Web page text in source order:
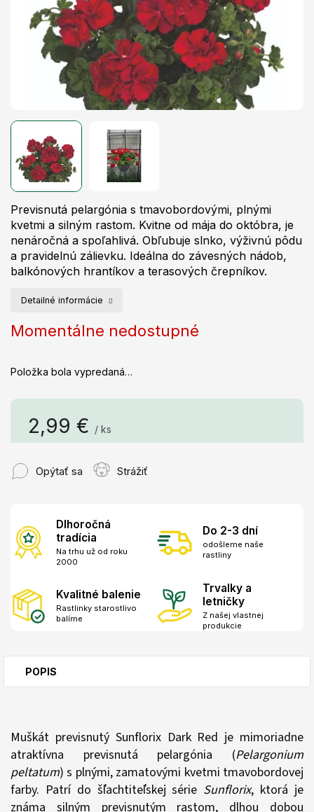
2,99 € / ks
Momentálne nedostupné
Položka bola vypredaná…
Previsnutá pelargónia s tmavobordovými, plnými
kvetmi a silným rastom. Kvitne od mája do októbra, je
nenáročná a spoľahlivá. Obľubuje slnko, výživnú pôdu
a pravidelnú zálievku. Ideálna do závesných nádob,
balkónových hrantíkov a terasových črepníkov.
Detailné informácie
Opýtať sa Strážiť
Dlhoročná
tradícia
Na trhu už od roku
2000
Do 2-3 dní
odošleme naše
rastliny
Kvalitné balenie
Rastlinky starostlivo
balíme
Trvalky a
letničky
Z našej vlastnej
produkcie
POPIS
Muškát previsnutý Sunflorix Dark Red je mimoriadne
atraktívna previsnutá pelargónia (Pelargonium
peltatum) s plnými, zamatovými kvetmi tmavobordovej
farby. Patrí do šľachtiteľskej série Sunflorix, ktorá je
známa silným previsnutým rastom, dlhou dobou